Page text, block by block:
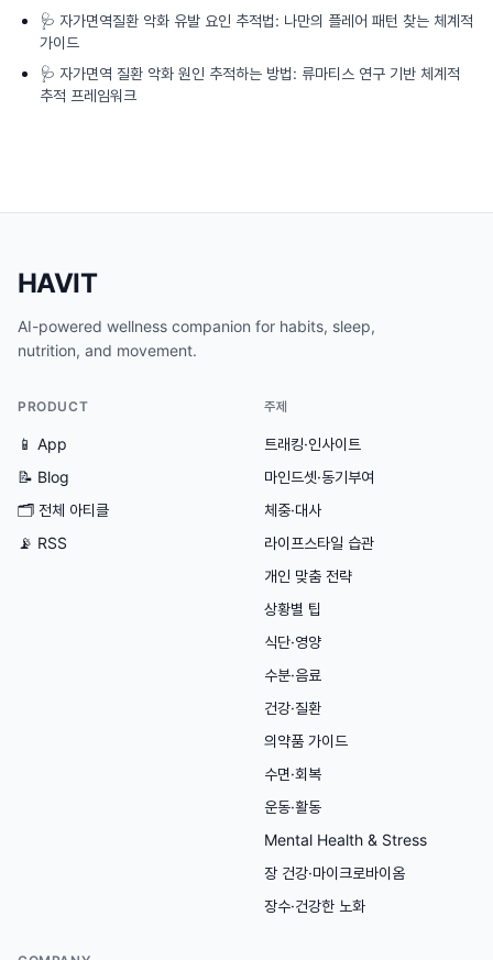
🩺 자가면역질환 악화 유발 요인 추적법: 나만의 플레어 패턴 찾는 체계적
가이드
🩺 자가면역 질환 악화 원인 추적하는 방법: 류마티스 연구 기반 체계적
추적 프레임워크
HAVIT
AI-powered wellness companion for habits, sleep,
nutrition, and movement.
PRODUCT
📱 App
📝 Blog
🗂 전체 아티클
📡 RSS
주제
트래킹·인사이트
마인드셋·동기부여
체중·대사
라이프스타일 습관
개인 맞춤 전략
상황별 팁
식단·영양
수분·음료
건강·질환
의약품 가이드
수면·회복
운동·활동
Mental Health & Stress
장 건강·마이크로바이옴
장수·건강한 노화